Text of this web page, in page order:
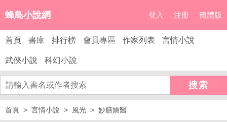
蜂鳥小說網 簡體版
登入 注冊
首頁 書庫 排行榜 會員專區 作家列表 言情小說
武俠小說 科幻小說
首頁 言情小說 風光 妙膳嬌醫